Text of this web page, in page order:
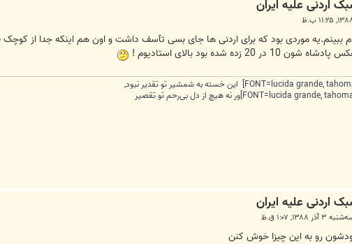
ببینم.یه موردی بود که برای اردنی ها جای بسی تآسف داشت و اون هم اینکه جدا از
شده بود بالای استادیوم !
۳ آذر ۱۳۸۸, ۱:۰۷ ق.ظ
رو به این چیزا خوش کنن